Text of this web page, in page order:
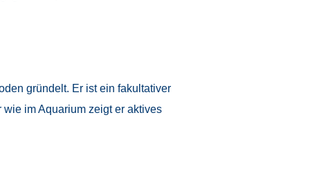
gründelt. Er ist ein fakultativer
im Aquarium zeigt er aktives